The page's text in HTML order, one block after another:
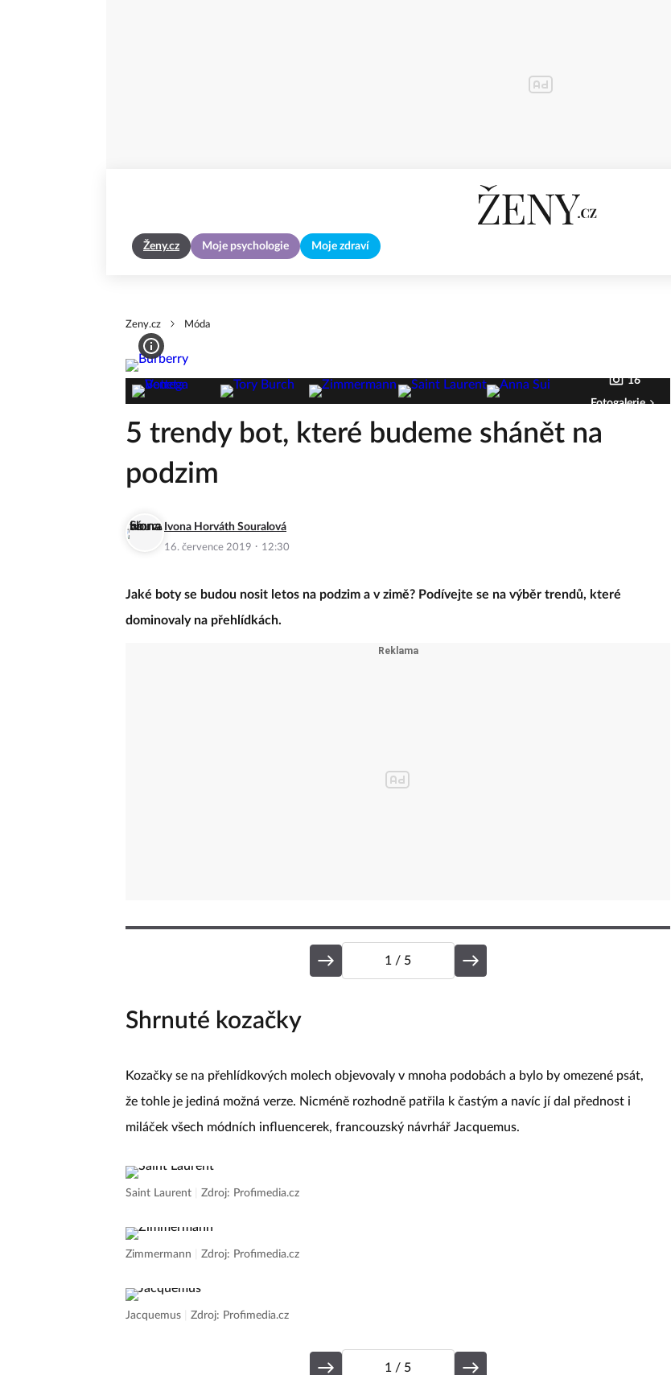
Ženy.cz Moje psychologie Moje zdraví
Zeny.cz Móda
16
Fotogalerie
5 trendy bot, které budeme shánět na
podzim
Ivona Horváth Souralová
16. července 2019 · 12:30
Jaké boty se budou nosit letos na podzim a v zimě? Podívejte se na výběr trendů, které
dominovaly na přehlídkách.
1 / 5
Shrnuté kozačky
Kozačky se na přehlídkových molech objevovaly v mnoha podobách a bylo by omezené psát,
že tohle je jediná možná verze. Nicméně rozhodně patřila k častým a navíc jí dal přednost i
miláček všech módních influencerek, francouzský návrhář Jacquemus.
Saint Laurent Zdroj: Profimedia.cz
Zimmermann Zdroj: Profimedia.cz
Jacquemus Zdroj: Profimedia.cz
1 / 5